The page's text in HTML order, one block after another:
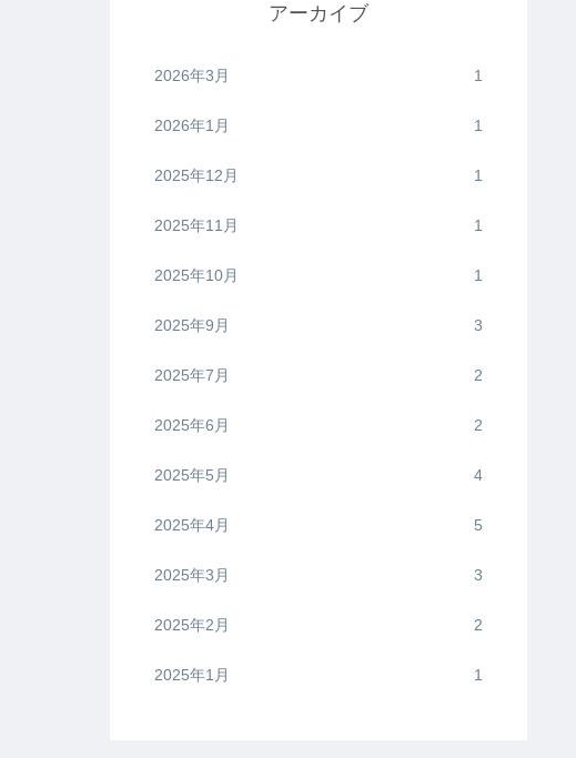
アーカイブ
2026年3月 1
2026年1月 1
2025年12月 1
2025年11月 1
2025年10月 1
2025年9月 3
2025年7月 2
2025年6月 2
2025年5月 4
2025年4月 5
2025年3月 3
2025年2月 2
2025年1月 1